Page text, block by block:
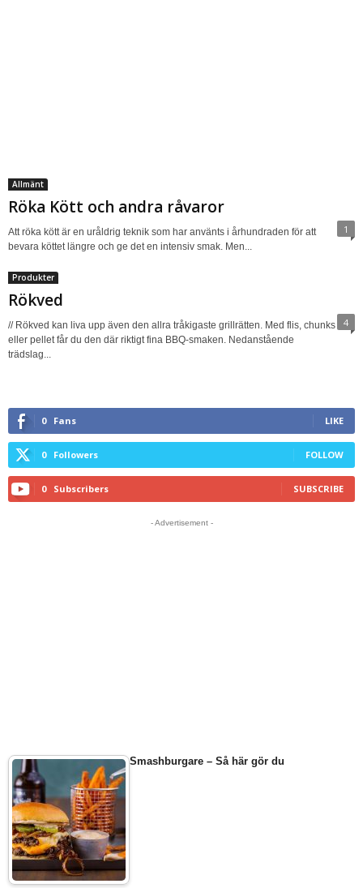
Allmänt
Röka Kött och andra råvaror
1
Att röka kött är en uråldrig teknik som har använts i århundraden för att
bevara köttet längre och ge det en intensiv smak. Men...
Produkter
Rökved
4
// Rökved kan liva upp även den allra tråkigaste grillrätten. Med flis, chunks
eller pellet får du den där riktigt fina BBQ-smaken. Nedanstående
trädslag...
0 Fans LIKE
0 Followers FOLLOW
0 Subscribers SUBSCRIBE
- Advertisement -
Smashburgare – Så här gör du